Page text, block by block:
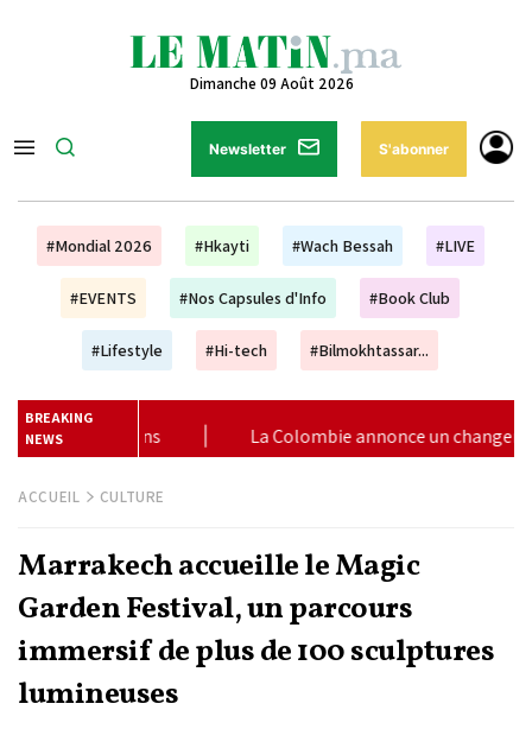
Dimanche 09 Août 2026
Newsletter S'abonner
#Mondial 2026 #Hkayti #Wach Bessah #LIVE
#EVENTS #Nos Capsules d'Info #Book Club
#Lifestyle #Hi-tech #Bilmokhtassar...
BREAKING
NEWS
annonce un changement de sa position et reconnaît la
ACCUEIL CULTURE
Marrakech accueille le Magic
Garden Festival, un parcours
immersif de plus de 100 sculptures
lumineuses